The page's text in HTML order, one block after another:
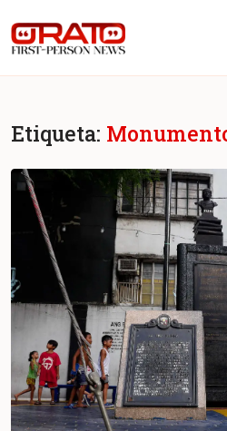
Etiqueta: